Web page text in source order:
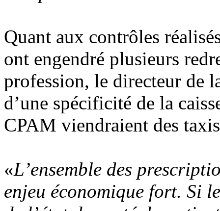
Quant aux contrôles
ont engendré plusieurs
profession, le directeur de
d’une spécificité de la
CPAM viendraient des
«L’ensemble des
enjeu économique fort. Si